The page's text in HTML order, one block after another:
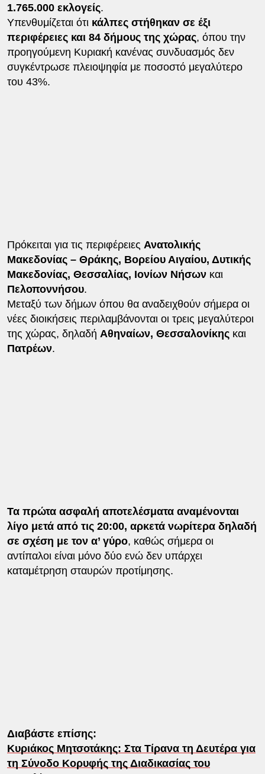
1.765.000 εκλογείς.
Υπενθυμίζεται ότι κάλπες στήθηκαν σε έξι
περιφέρειες και 84 δήμους της χώρας, όπου την
προηγούμενη Κυριακή κανένας συνδυασμός δεν
συγκέντρωσε πλειοψηφία με ποσοστό μεγαλύτερο
του 43%.
Πρόκειται για τις περιφέρειες Ανατολικής
Μακεδονίας – Θράκης, Βορείου Αιγαίου, Δυτικής
Μακεδονίας, Θεσσαλίας, Ιονίων Νήσωνκαι
Πελοποννήσου.
Μεταξύ των δήμων όπου θα αναδειχθούν σήμερα οι
νέες διοικήσεις περιλαμβάνονται οι τρεις μεγαλύτεροι
της χώρας, δηλαδή Αθηναίων, Θεσσαλονίκηςκαι
Πατρέων.
Τα πρώτα ασφαλή αποτελέσματα αναμένονται
λίγο μετά από τις 20:00, αρκετά νωρίτερα δηλαδή
σε σχέση με τον α’ γύρο, καθώς σήμερα οι
αντίπαλοι είναι μόνο δύο ενώ δεν υπάρχει
καταμέτρηση σταυρών προτίμησης.
Διαβάστε επίσης:
Κυριάκος Μητσοτάκης: Στα Τίρανα τη Δευτέρα για
τη Σύνοδο Κορυφής της Διαδικασίας του